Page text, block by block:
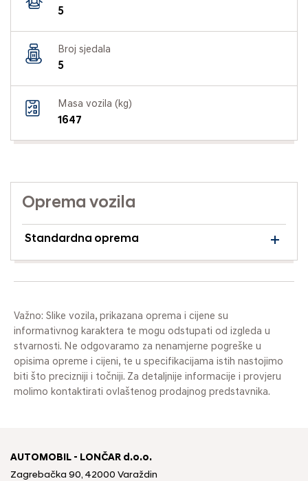
5
Broj sjedala
5
Masa vozila (kg)
1647
Oprema vozila
Standardna oprema
Važno: Slike vozila, prikazana oprema i cijene su
informativnog karaktera te mogu odstupati od izgleda u
stvarnosti. Ne odgovaramo za nenamjerne pogreške u
opisima opreme i cijeni, te u specifikacijama istih nastojimo
biti što precizniji i točniji. Za detaljnije informacije i provjeru
molimo kontaktirati ovlaštenog prodajnog predstavnika.
AUTOMOBIL - LONČAR d.o.o.
Zagrebačka 90, 42000 Varaždin